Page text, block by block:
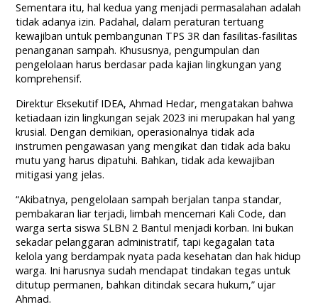
Sementara itu, hal kedua yang menjadi permasalahan adalah
tidak adanya izin. Padahal, dalam peraturan tertuang
kewajiban untuk pembangunan TPS 3R dan fasilitas-fasilitas
penanganan sampah. Khususnya, pengumpulan dan
pengelolaan harus berdasar pada kajian lingkungan yang
komprehensif.
Direktur Eksekutif IDEA, Ahmad Hedar, mengatakan bahwa
ketiadaan izin lingkungan sejak 2023 ini merupakan hal yang
krusial. Dengan demikian, operasionalnya tidak ada
instrumen pengawasan yang mengikat dan tidak ada baku
mutu yang harus dipatuhi. Bahkan, tidak ada kewajiban
mitigasi yang jelas.
“Akibatnya, pengelolaan sampah berjalan tanpa standar,
pembakaran liar terjadi, limbah mencemari Kali Code, dan
warga serta siswa SLBN 2 Bantul menjadi korban. Ini bukan
sekadar pelanggaran administratif, tapi kegagalan tata
kelola yang berdampak nyata pada kesehatan dan hak hidup
warga. Ini harusnya sudah mendapat tindakan tegas untuk
ditutup permanen, bahkan ditindak secara hukum,” ujar
Ahmad.